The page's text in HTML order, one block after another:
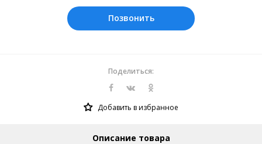
Позвонить
Поделиться:
Добавить в избранное
Описание товара